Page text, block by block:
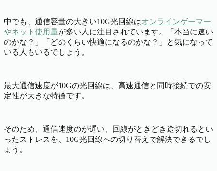
中でも、通信容量の大きい10G光回線はオンラインゲーマー
やネット使用量が多い人に注目されています。「本当に速い
のかな？」「どのくらい快適になるのかな？」と気になって
いる人もいるでしょう。
最大通信速度が10Gの光回線は、高速通信と同時接続での安
定性が大きな特徴です。
そのため、通信速度のが遅い、回線がときどき途切れるとい
ったストレスを、10G光回線への切り替えで解決できるでし
ょう。